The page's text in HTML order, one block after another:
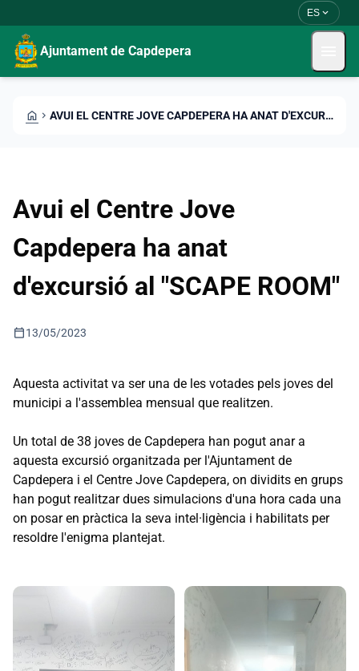
ES expand_more
Ajuntament de Capdepera
HOME CHEVRON_RIGHT AVUI EL CENTRE JOVE CAPDEPERA HA ANAT D'EXCURSIÓ AL "SCAPE ROOM"
Avui el Centre Jove
Capdepera ha anat
d'excursió al "SCAPE ROOM"
calendar_today13/05/2023
Aquesta activitat va ser una de les votades pels joves del
municipi a l'assemblea mensual que realitzen.
Un total de 38 joves de Capdepera han pogut anar a
aquesta excursió organitzada per l'Ajuntament de
Capdepera i el Centre Jove Capdepera, on dividits en grups
han pogut realitzar dues simulacions d'una hora cada una
on posar en pràctica la seva intel·ligència i habilitats per
resoldre l'enigma plantejat.